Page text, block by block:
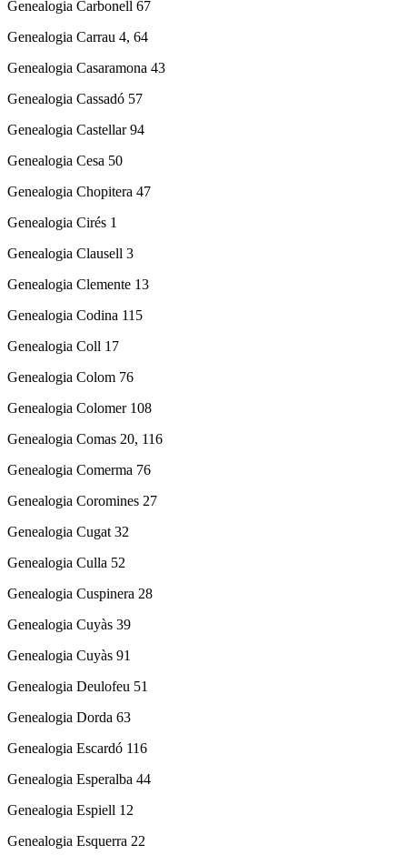
Genealogia Carbonell 67
Genealogia Carrau 4, 64
Genealogia Casaramona 43
Genealogia Cassadó 57
Genealogia Castellar 94
Genealogia Cesa 50
Genealogia Chopitera 47
Genealogia Cirés 1
Genealogia Clausell 3
Genealogia Clemente 13
Genealogia Codina 115
Genealogia Coll 17
Genealogia Colom 76
Genealogia Colomer 108
Genealogia Comas 20, 116
Genealogia Comerma 76
Genealogia Coromines 27
Genealogia Cugat 32
Genealogia Culla 52
Genealogia Cuspinera 28
Genealogia Cuyàs 39
Genealogia Cuyàs 91
Genealogia Deulofeu 51
Genealogia Dorda 63
Genealogia Escardó 116
Genealogia Esperalba 44
Genealogia Espiell 12
Genealogia Esquerra 22